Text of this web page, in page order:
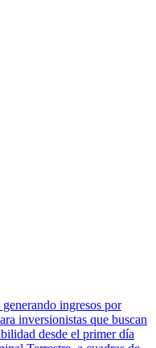
ingresos por
inversionistas que buscan
desde el primer día